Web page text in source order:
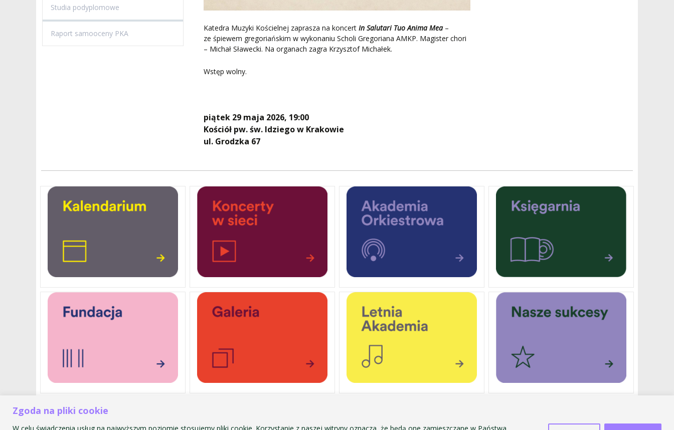
Zgoda na pliki cookie
W celu świadczenia usług na najwyższym poziomie stosujemy pliki cookie. Korzystanie z naszej witryny oznacza, że będą one zamieszczane w Państwa
Studia podyplomowe
Raport samooceny PKA
Katedra Muzyki Kościelnej zaprasza na koncertIn Salutari Tuo Anima Mea–
ze śpiewem gregoriańskim w wykonaniu Scholi Gregoriana AMKP. Magister chori
– Michał Sławecki. Na organach zagra Krzysztof Michałek.
Wstęp wolny.
piątek 29 maja 2026, 19:00
Kościół pw. św. Idziego w Krakowie
ul. Grodzka 67
ul. św. Tomasza 43
POLITYKA PRYWATNOŚCI I COOKIES
SPRZEDAŻ ŚRODKÓW MAJĄTKU TRWAŁEGO